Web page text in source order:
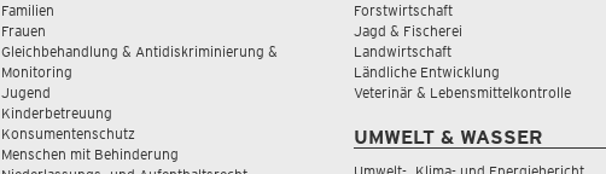
Familien
Frauen
Gleichbehandlung & Antidiskriminierung &
Monitoring
Jugend
Kinderbetreuung
Konsumentenschutz
Menschen mit Behinderung
Forstwirtschaft
Jagd & Fischerei
Landwirtschaft
Ländliche Entwicklung
Veterinär & Lebensmittelkontrolle
UMWELT & WASSER